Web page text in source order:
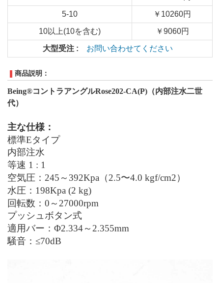
5-10 ￥10260円
10以上(10を含む) ￥9060円
大型受注 : お問い合わせてください
商品説明：
Being®コントラアングルRose202-CA(P)（内部注水二世
代）
主な仕様：
標準Eタイプ
内部注水
等速 1 : 1
空気圧：245～392Kpa（2.5〜4.0 kgf/cm2）
水圧：198Kpa (2 kg)
回転数：0～27000rpm
プッシュボタン式
適用バー：Φ2.334～2.355mm
騒音：≤70dB